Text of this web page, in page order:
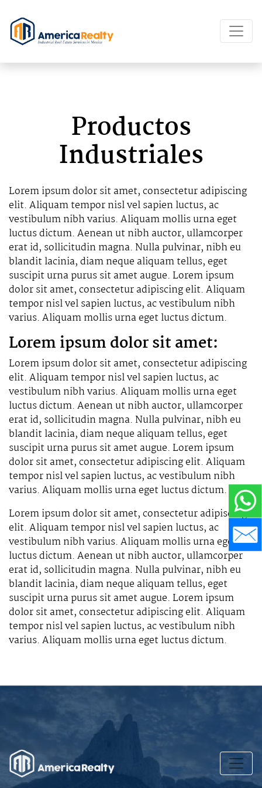
Productos
Industriales
Lorem ipsum dolor sit amet, consectetur adipiscing
elit. Aliquam tempor nisl vel sapien luctus, ac
vestibulum nibh varius. Aliquam mollis urna eget
luctus dictum. Aenean ut nibh auctor, ullamcorper
erat id, sollicitudin magna. Nulla pulvinar, nibh eu
blandit lacinia, diam neque aliquam tellus, eget
suscipit urna purus sit amet augue. Lorem ipsum
dolor sit amet, consectetur adipiscing elit. Aliquam
tempor nisl vel sapien luctus, ac vestibulum nibh
varius. Aliquam mollis urna eget luctus dictum.
Lorem ipsum dolor sit amet:
Lorem ipsum dolor sit amet, consectetur adipiscing
elit. Aliquam tempor nisl vel sapien luctus, ac
vestibulum nibh varius. Aliquam mollis urna eget
luctus dictum. Aenean ut nibh auctor, ullamcorper
erat id, sollicitudin magna. Nulla pulvinar, nibh eu
blandit lacinia, diam neque aliquam tellus, eget
suscipit urna purus sit amet augue. Lorem ipsum
dolor sit amet, consectetur adipiscing elit. Aliquam
tempor nisl vel sapien luctus, ac vestibulum nibh
varius. Aliquam mollis urna eget luctus dictum.
Lorem ipsum dolor sit amet, consectetur adipiscing
elit. Aliquam tempor nisl vel sapien luctus, ac
vestibulum nibh varius. Aliquam mollis urna eget
luctus dictum. Aenean ut nibh auctor, ullamcorper
erat id, sollicitudin magna. Nulla pulvinar, nibh eu
blandit lacinia, diam neque aliquam tellus, eget
suscipit urna purus sit amet augue. Lorem ipsum
dolor sit amet, consectetur adipiscing elit. Aliquam
tempor nisl vel sapien luctus, ac vestibulum nibh
varius. Aliquam mollis urna eget luctus dictum.